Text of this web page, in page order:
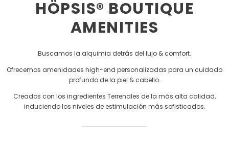
HÖPSIS® BOUTIQUE
AMENITIES
Buscamos la alquimia detrás del lujo & comfort.
Ofrecemos amenidades high-end personalizadas para un cuidado
profundo de la piel & cabello.
Creados con los ingredientes Terrenales de la más alta calidad,
induciendo los niveles de estimulación más sofisticados.